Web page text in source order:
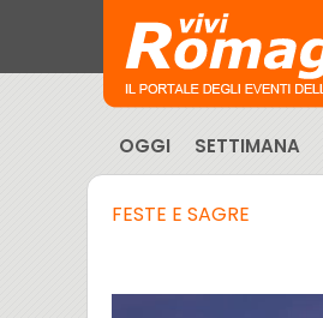
OGGI SETTIMANA
FESTE E SAGRE